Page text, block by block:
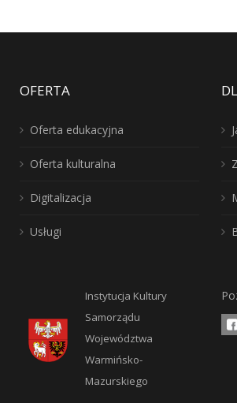
OFERTA
Oferta edukacyjna
Oferta kulturalna
Digitalizacja
Usługi
Instytucja Kultury
Samorządu
Województwa
Warmińsko-
Mazurskiego